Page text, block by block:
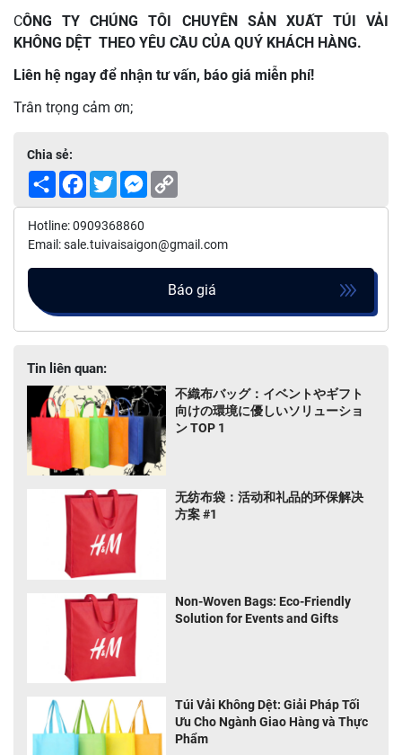
CÔNG TY CHÚNG TÔI CHUYÊN SẢN XUẤT TÚI VẢI
KHÔNG DỆT THEO YÊU CẦU CỦA QUÝ KHÁCH HÀNG.
Liên hệ ngay để nhận tư vấn, báo giá miễn phí!
Trân trọng cảm ơn;
Chia sẻ:
Share Facebook
TwitterMessenger
Hotline: 0909368860
Email: sale.tuivaisaigon@gmail.com
Báo giá
Tin liên quan:
不織布バッグ：イベントやギフト
向けの環境に優しいソリューショ
ン TOP 1
无纺布袋：活动和礼品的环保解决
方案 #1
Non-Woven Bags: Eco-Friendly
Solution for Events and Gifts
Túi Vải Không Dệt: Giải Pháp Tối
Ưu Cho Ngành Giao Hàng và Thực
Phẩm